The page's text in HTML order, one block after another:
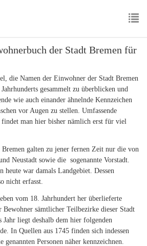
der Stadt Bremen für
die Namen der Einwohner der Stadt Bremen
gesammelt zu überblicken und
wie auch einander ähnelnde Kennzeichen
vor Augen zu stellen. Umfassende
man hier bisher nämlich erst für viel
galten zu jener fernen Zeit nur die von
Neustadt sowie die sogenannte Vorstadt.
heute war damals Landgebiet. Dessen
nicht erfasst.
vom 18. Jahrhundert her überlieferte
Bewohner sämtlicher Teilbezirke dieser Stadt
Jahr liegt deshalb dem hier folgenden
In Quellen aus 1745 finden sich indessen
genannten Personen näher kennzeichnen.